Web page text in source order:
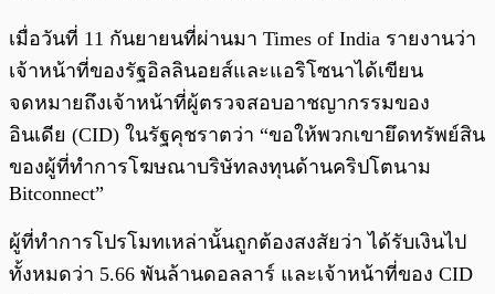
เมื่อวันที่ 11 กันยายนที่ผ่านมา Times of India รายงานว่า
เจ้าหน้าที่ของรัฐอิลลินอยส์และแอริโซนาได้เขียน
จดหมายถึงเจ้าหน้าที่ผู้ตรวจสอบอาชญากรรมของ
อินเดีย (CID) ในรัฐคุชราตว่า “ขอให้พวกเขายึดทรัพย์สิน
ของผู้ที่ทำการโฆษณาบริษัทลงทุนด้านคริปโตนาม
Bitconnect”
ผู้ที่ทำการโปรโมทเหล่านั้นถูกต้องสงสัยว่า ได้รับเงินไป
ทั้งหมดว่า 5.66 พันล้านดอลลาร์ และเจ้าหน้าที่ของ CID